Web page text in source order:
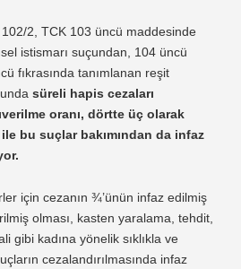
102/2, TCK 103 üncü maddesinde
istismarı suçundan, 104 üncü
fıkrasında tanımlanan reşit
süreli hapis cezaları
oranı, dörtte üç olarak
bu suçlar bakımından da infaz
için cezanın ¾’ünün infaz edilmiş
olması, kasten yaralama, tehdit,
gibi kadına yönelik sıklıkla ve
cezalandırılmasında infaz